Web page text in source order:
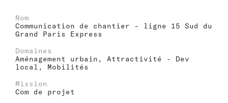
Nom
Communication de chantier – ligne 15 Sud du
Grand Paris Express
Domaines
Aménagement urbain, Attractivité - Dev
local, Mobilités
Mission
Com de projet